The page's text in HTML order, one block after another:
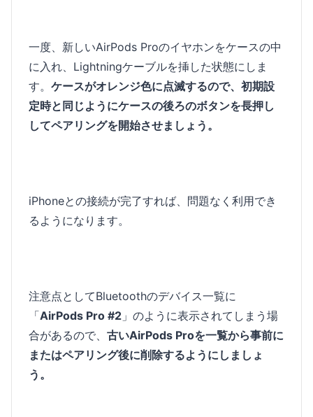
一度、新しいAirPods Proのイヤホンをケースの中
に入れ、Lightningケーブルを挿した状態にしま
す。 ケースがオレンジ色に点滅するので、初期設
定時と同じようにケースの後ろのボタンを長押し
してペアリングを開始させましょう。
iPhoneとの接続が完了すれば、問題なく利用でき
るようになります。
注意点としてBluetoothのデバイス一覧に
「AirPods Pro #2 」のように表示されてしまう場
合があるので、 古いAirPods Proを一覧から事前に
またはペアリング後に削除するようにしましょ
う。